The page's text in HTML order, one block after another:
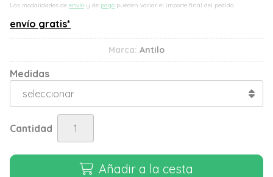
Las modalidades de envío y de pago pueden variar el importe final del pedido.
envío gratis*
Marca: Antilo
Medidas
Cantidad
Añadir a la cesta